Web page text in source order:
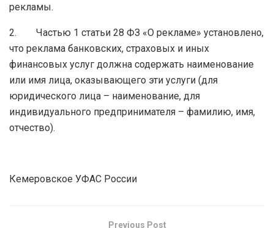
рекламы.
2. Частью 1 статьи 28 ФЗ «О рекламе» установлено,
что реклама банковских, страховых и иных
финансовых услуг должна содержать наименование
или имя лица, оказывающего эти услуги (для
юридического лица – наименование, для
индивидуального предпринимателя – фамилию, имя,
отчество).
Кемеровское УФАС России
Previous Post